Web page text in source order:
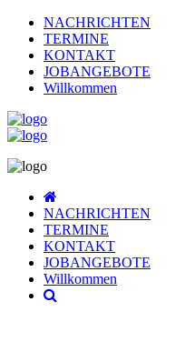
NACHRICHTEN
TERMINE
KONTAKT
JOBANGEBOTE
Willkommen
NACHRICHTEN
TERMINE
KONTAKT
JOBANGEBOTE
Willkommen